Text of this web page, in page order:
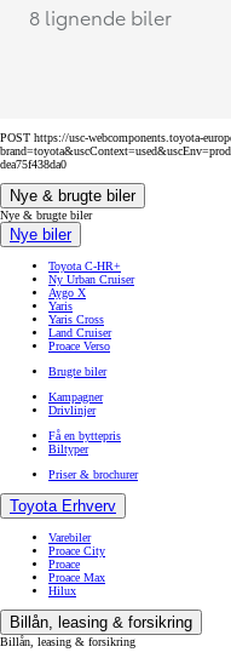
8 lignende biler
POST https://usc-webcomponents.toyota-
dea75f438da0
Nye & brugte biler
Nye & brugte biler
Nye biler
Toyota C-HR+
Ny Urban Cruiser
Aygo X
Yaris
Yaris Cross
Land Cruiser
Proace Verso
Brugte biler
Kampagner
Drivlinjer
Få en byttepris
Biltyper
Priser & brochurer
Toyota Erhverv
Varebiler
Proace City
Proace
Proace Max
Hilux
Billån, leasing & forsikring
Billån, leasing & forsikring